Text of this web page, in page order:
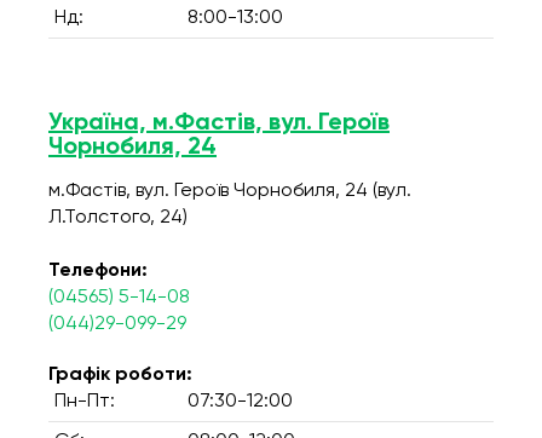
Нд: 8:00-13:00
Україна, м.Фастів, вул. Героїв
Чорнобиля, 24
м.Фастів, вул. Героїв Чорнобиля, 24 (вул.
Л.Толстого, 24)
Телефони:
(04565) 5-14-08
(044)29-099-29
Графік роботи:
Пн-Пт:
07:30-12:00